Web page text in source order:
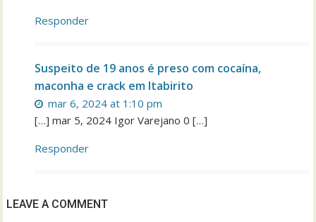
Responder
Suspeito de 19 anos é preso com cocaína,
maconha e crack em Itabirito
mar 6, 2024 at 1:10 pm
[…] mar 5, 2024 Igor Varejano 0 […]
Responder
LEAVE A COMMENT